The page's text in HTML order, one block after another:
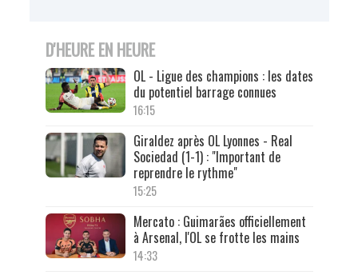
D'HEURE EN HEURE
OL - Ligue des champions : les dates
du potentiel barrage connues
16:15
Giraldez après OL Lyonnes - Real
Sociedad (1-1) : "Important de
reprendre le rythme"
15:25
Mercato : Guimarães officiellement
à Arsenal, l'OL se frotte les mains
14:33